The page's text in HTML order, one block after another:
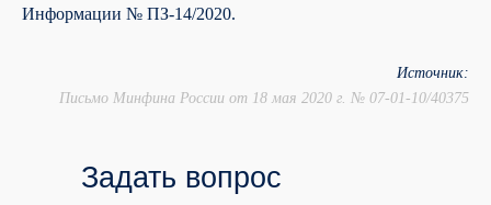
Информации № ПЗ-14/2020.
Источник:
Письмо Минфина России от 18 мая 2020 г. № 07-01-10/40375
Задать вопрос